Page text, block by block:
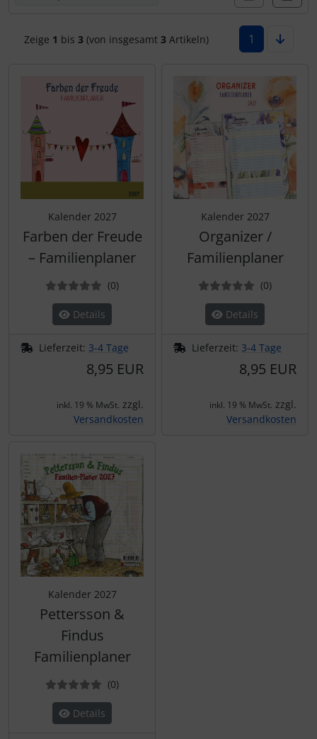
Zeige 1 bis 3(von insgesamt 3Artikeln) 1
Kalender 2027
Farben der Freude
– Familienplaner
(0Bewertungen
)
Details
Lieferzeit: 3-4 Tage
8,95 EUR
inkl. 19 % MwSt. zzgl.
Versandkosten
Kalender 2027
Organizer /
Familienplaner
(0)
Details
Lieferzeit: 3-4 Tage
8,95 EUR
inkl. 19 % MwSt. zzgl.
Versandkosten
Kalender 2027
Pettersson &
Findus
Familienplaner
(0Bewertungen
)
Details
Postkarten - Hochzeit / Geburt / Genesung
Postkarten - Weihnachten
Postkarten - Ostern
Postkarten - Sonstiges
Klappkarten - Weihnachten
Klappkarten - Verschiedenes